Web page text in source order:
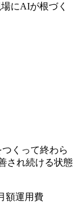
にAIが根づく
くって終わら
され続ける状態
額運用費